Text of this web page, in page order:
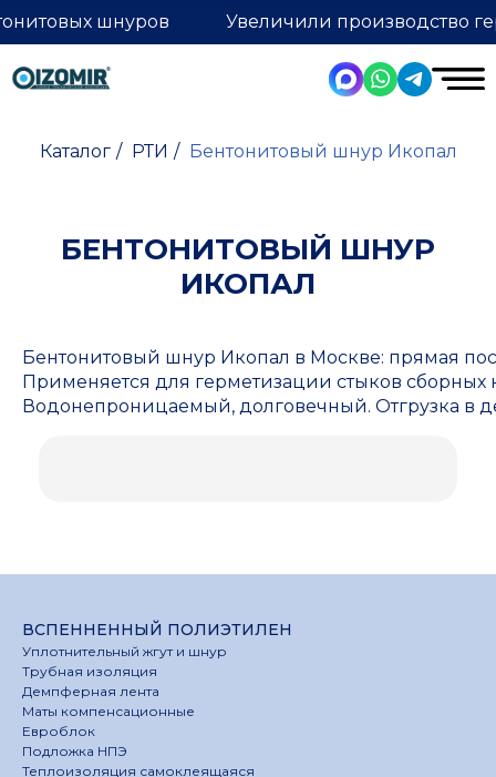
Увеличили производство
шнуров
Каталог / РТИ / Бентонитовый шнур Икопал
БЕНТОНИТОВЫЙ ШНУР
ИКОПАЛ
Бентонитовый шнур Икопал в Москве: прямая
Применяется для герметизации стыков
Водонепроницаемый, долговечный. Отгрузка в
ВСПЕННЕННЫЙ ПОЛИЭТИЛЕН
Уплотнительный жгут и шнур
Трубная изоляция
Демпферная лента
Маты компенсационные
Евроблок
Подложка НПЭ
Теплоизоляция самоклеящаяся